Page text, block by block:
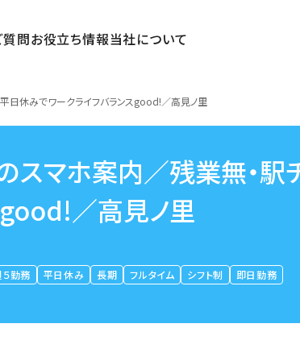
質問お役立ち情報当社について
日休みでワークライフバランスgood!／高見ノ里
スマホ案内／残業無・駅
／高見ノ里
勤務 平日休み 長期 フルタイム シフト制
即日勤務